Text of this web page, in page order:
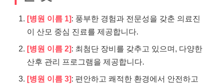
[병원 이름 1]: 풍부한 경험과 전문성을 갖춘 의료진
이 산모 중심 진료를 제공합니다.
[병원 이름 2]: 최첨단 장비를 갖추고 있으며, 다양한
산후 관리 프로그램을 제공합니다.
[병원 이름 3]: 편안하고 쾌적한 환경에서 안전하고